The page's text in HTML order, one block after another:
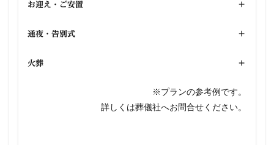
お迎え・ご安置 +
通夜・告別式 +
火葬 +
※プランの参考例です。
詳しくは葬儀社へお問合せください。